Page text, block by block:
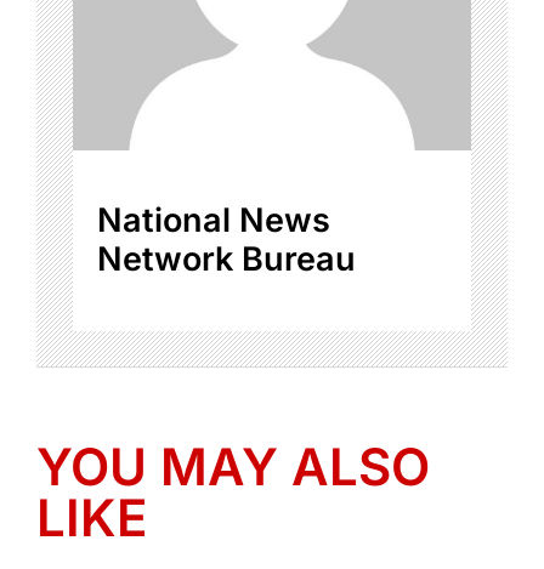
National News
Network Bureau
YOU MAY ALSO
LIKE